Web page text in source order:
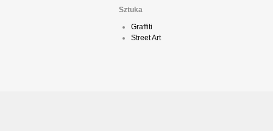
Sztuka
Graffiti
Street Art